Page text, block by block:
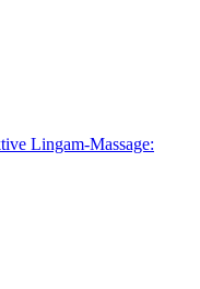
Lingam-Massage: